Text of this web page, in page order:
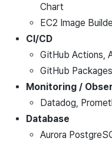
Chart
EC2 Image
CI/CD
GitHub Actions,
GitHub
Monitoring /
Datadog,
Database
Aurora